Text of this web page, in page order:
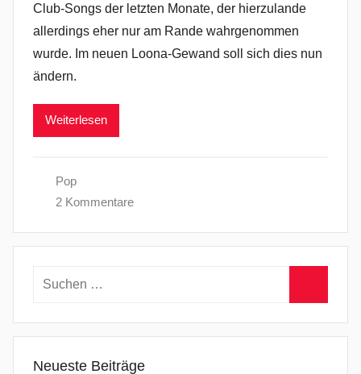
Club-Songs der letzten Monate, der hierzulande
allerdings eher nur am Rande wahrgenommen
wurde. Im neuen Loona-Gewand soll sich dies nun
ändern.
Weiterlesen
Pop
2 Kommentare
Suchen
Neueste Beiträge